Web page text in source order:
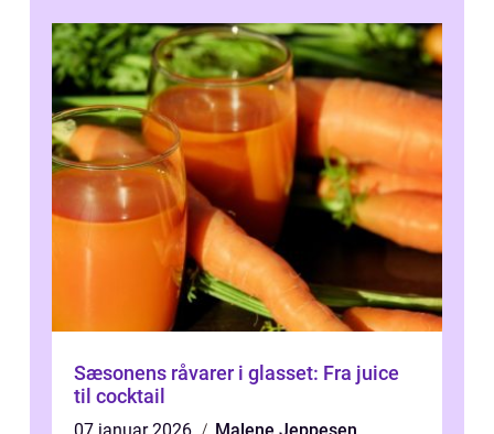
Sæsonens råvarer i glasset: Fra juice
til cocktail